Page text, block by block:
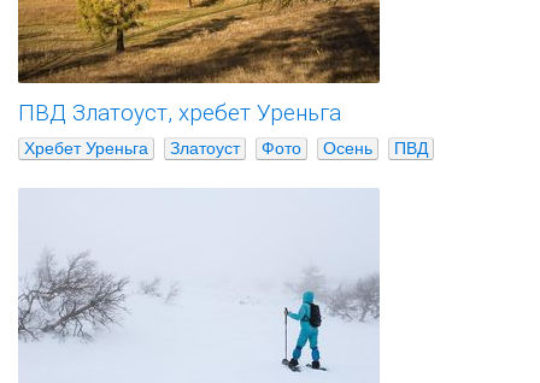
ПВД Златоуст, хребет Уреньга
Хребет Уреньга Златоуст Фото Осень ПВД